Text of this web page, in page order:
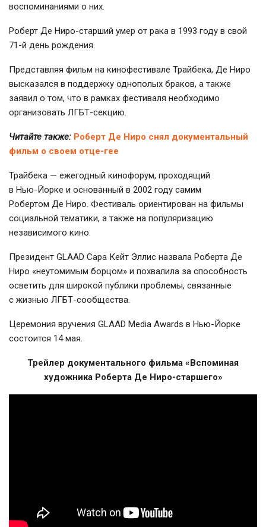
воспоминаниями о них.
Роберт Де Ниро-старший умер от рака в 1993 году в свой
71-й день рождения.
Представляя фильм на кинофестивале Трайбека, Де Ниро
высказался в поддержку однополых браков, а также
заявил о том, что в рамках фестиваля необходимо
организовать ЛГБТ-секцию.
Читайте также: Роберт Де Ниро снял документальный
фильм о своем отце-гее
Трайбека — ежегодный кинофорум, проходящий
в Нью-Йорке и основанный в 2002 году самим
Робертом Де Ниро. Фестиваль ориентирован на фильмы
социальной тематики, а также на популяризацию
независимого кино.
Президент GLAAD Сара Кейт Эллис назвала Роберта Де
Ниро «неутомимым борцом» и похвалила за способность
осветить для широкой публики проблемы, связанные
с жизнью ЛГБТ-сообщества.
Церемония вручения GLAAD Media Awards в Нью-Йорке
состоится 14 мая.
Трейлер документального фильма «Вспоминая
художника Роберта Де Ниро-старшего»